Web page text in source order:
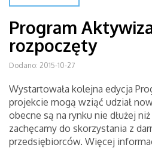
Program
rozpoczęty
Dodano: 2015-10-27
Wystartowała kolejna edycja
projekcie mogą wziąć udział
obecne są na rynku nie dłużej
zachęcamy do skorzystania z
przedsiębiorców. Więcej